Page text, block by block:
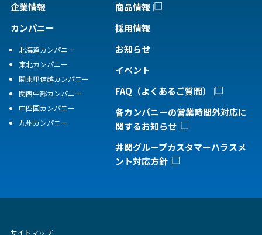
企業情報
カンパニー
北海道カンパニー
東北カンパニー
関東甲信越カンパニー
関西中部カンパニー
中四国カンパニー
九州カンパニー
商品情報
採用情報
お知らせ
イベント
FAQ（よくあるご質問）
各カンパニーの営業時間外対応に
関するお知らせ
井関グループカスタマーハラスメ
ント対応方針
サイトマップ